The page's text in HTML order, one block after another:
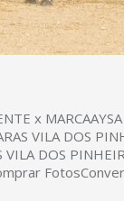
x
VILA DOS
VILA DOS